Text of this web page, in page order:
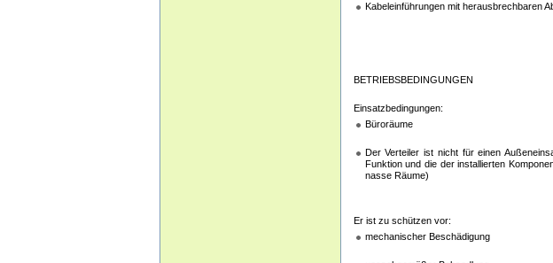
Kabeleinführungen mit herausbrechbaren
BETRIEBSBEDINGUNGEN
Einsatzbedingungen:
Büroräume
Der Verteiler ist nicht für einen
Funktion und die der installierten
nasse Räume)
Er ist zu schützen vor:
mechanischer Beschädigung